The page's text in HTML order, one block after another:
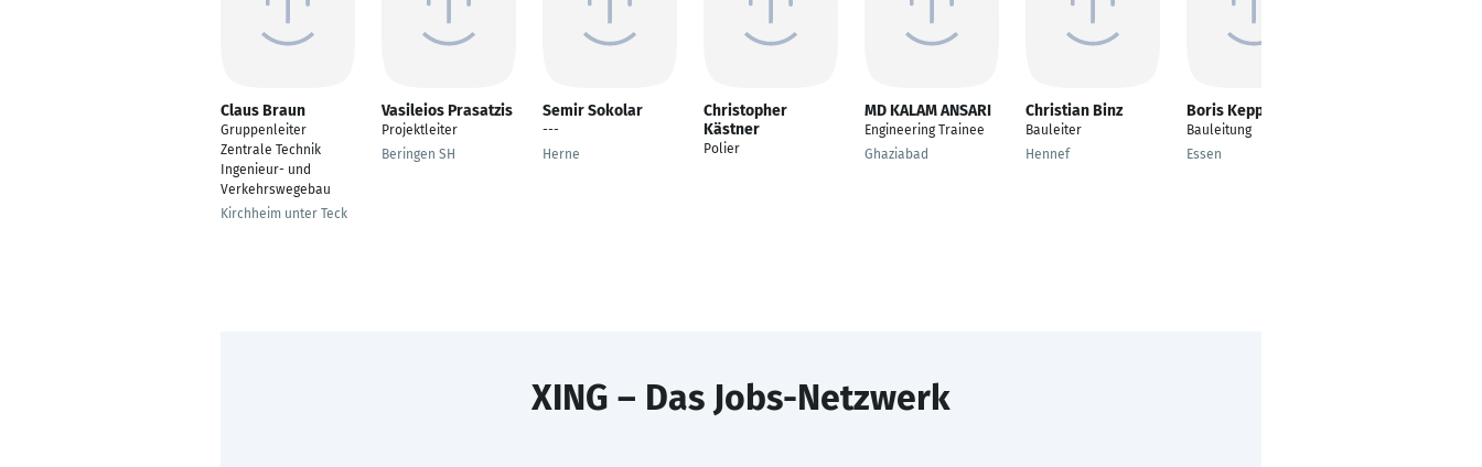
Claus Braun
Gruppenleiter
Zentrale Technik
Ingenieur- und
Verkehrswegebau
Kirchheim unter Teck
Vasileios Prasatzis
Projektleiter
Beringen SH
Semir Sokolar
---
Herne
Christopher
Kästner
Polier
MD KALAM ANSARI
Engineering Trainee
Ghaziabad
Christian Binz
Bauleiter
Hennef
Boris Keppel
Bauleitung
Essen
XING – Das Jobs-Netzwerk